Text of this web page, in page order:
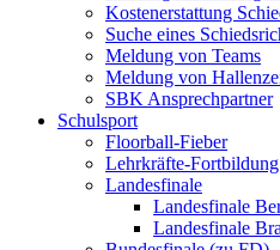
Kostenerstattung
Suche eines
Meldung von Teams
Meldung von
SBK Ansprechpartner
Schulsport
Floorball-Fieber
Lehrkräfte-Fortbildung
Landesfinale
Landesfinale
Landesfinale